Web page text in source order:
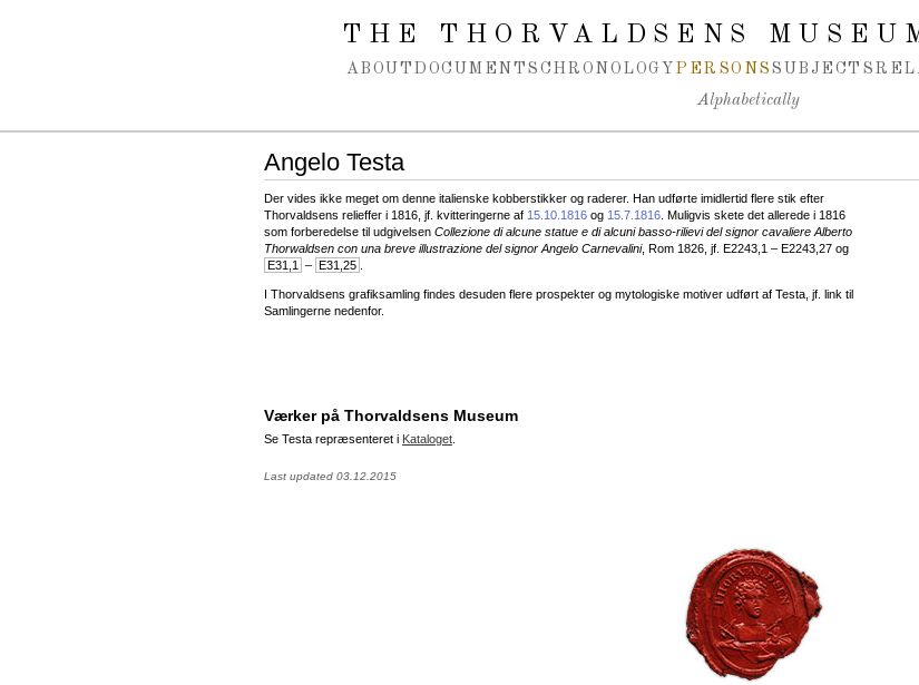
THE THORVALDSENS
ABOUT DOCUMENTS CHRONOLOGY PERSONS SUBJECTS
Alphabetically
Angelo Testa
Der vides ikke meget om denne italienske kobberstikker og raderer. Han udførte imidlertid flere stik efter
Thorvaldsens relieffer i 1816, jf. kvitteringerne af 15.10.1816 og 15.7.1816 . Muligvis skete det allerede i 1816
som forberedelse til udgivelsen Collezione di alcune statue e di alcuni basso-rilievi del signor cavaliere Alberto
Thorwaldsen con una breve illustrazione del signor Angelo Carnevalini, Rom 1826, jf. E2243,1 – E2243,27 og
E31,1
– E31,25
I Thorvaldsens grafiksamling findes desuden flere prospekter og mytologiske motiver udført af Testa, jf. link til
Samlingerne nedenfor.
Værker på Thorvaldsens Museum
Se Testa repræsenteret i Kataloget
Last updated 03.12.2015